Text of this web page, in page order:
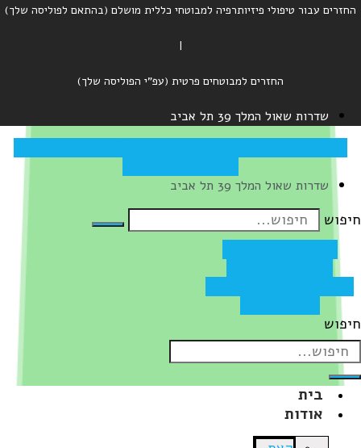
החזרים עבור טיפולי פיזיותרפיה למבוטחי כללית מושלם (בהתאם לפוליסה שלך)
החזרים למבוטחים פרטית (עפ"י הפוליסה שלך)
שדרות שאול המלך 39 תל אביב
שדרות שאול המלך 39 תל אביב
בית
אודות